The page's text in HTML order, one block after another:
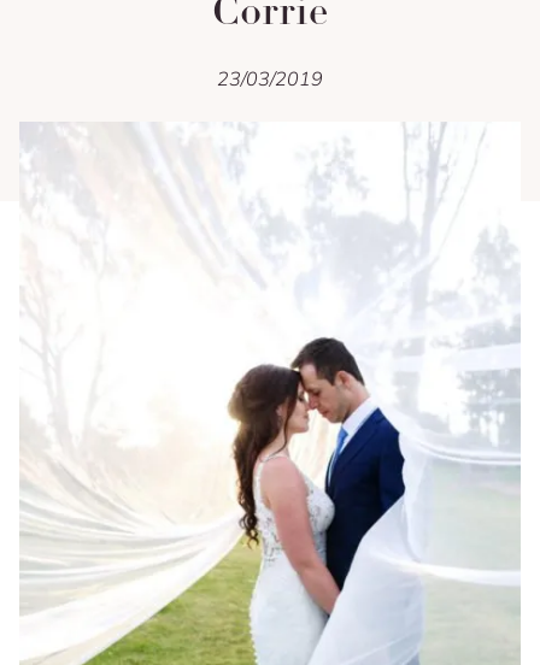
Corrie
23/03/2019